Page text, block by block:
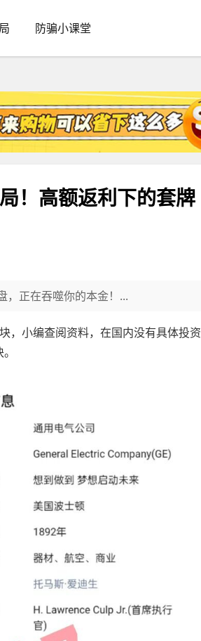
防骗小课堂
！高额返利下的套牌
，正在吞噬你的本金！...
，小编查阅资料，在国内没有具体投资